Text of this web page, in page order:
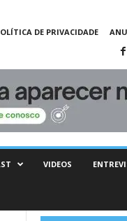
DE PRIVACIDADE
VIDEOS